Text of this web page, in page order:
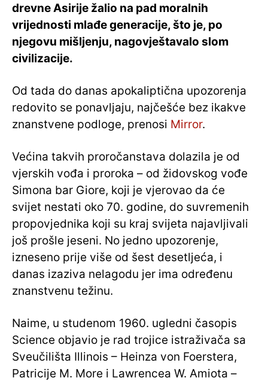
drevne Asirije žalio na pad moralnih
vrijednosti mlađe generacije, što je, po
njegovu mišljenju, nagovještavalo slom
civilizacije.
Od tada do danas apokaliptična upozorenja
redovito se ponavljaju, najčešće bez ikakve
znanstvene podloge, prenosi Mirror.
Većina takvih proročanstava dolazila je od
vjerskih vođa i proroka – od židovskog vođe
Simona bar Giore, koji je vjerovao da će
svijet nestati oko 70. godine, do suvremenih
propovjednika koji su kraj svijeta najavljivali
još prošle jeseni. No jedno upozorenje,
izneseno prije više od šest desetljeća, i
danas izaziva nelagodu jer ima određenu
znanstvenu težinu.
Naime, u studenom 1960. ugledni časopis
Science objavio je rad trojice istraživača sa
Sveučilišta Illinois – Heinza von Foerstera,
Patricije M. More i Lawrencea W. Amiota –